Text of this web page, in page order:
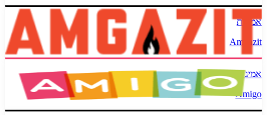
אמגזית
Amgazit
אמיגו
Amigo